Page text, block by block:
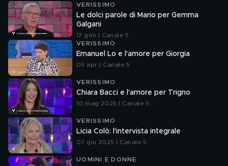
VERISSIMO
Le dolci parole di Mario per Gemma
Galgani
17 gen | Canale 5
VERISSIMO
Emanuel Lo e l'amore per Giorgia
05 apr | Canale 5
VERISSIMO
Chiara Bacci e l'amore per Trigno
10 mag 2025 | Canale 5
VERISSIMO
Licia Colò: l'intervista integrale
07 giu 2025 | Canale 5
UOMINI E DONNE